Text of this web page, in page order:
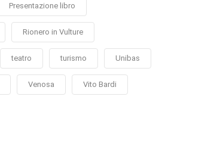
Presentazione libro
Rionero in Vulture
teatro turismo Unibas
Venosa Vito Bardi